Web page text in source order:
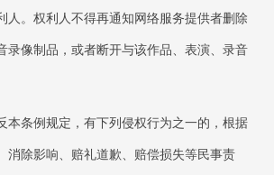
人。权利人不得再通知网络服务提供者删除
录像制品，或者断开与该作品、表演、录音
条例规定，有下列侵权行为之一的，根据
消除影响、赔礼道歉、赔偿损失等民事责